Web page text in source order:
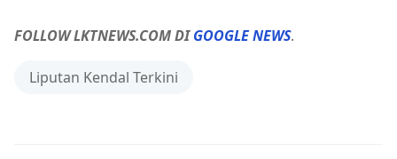
FOLLOW LKTNEWS.COM DIGOOGLE NEWS.
Liputan Kendal Terkini